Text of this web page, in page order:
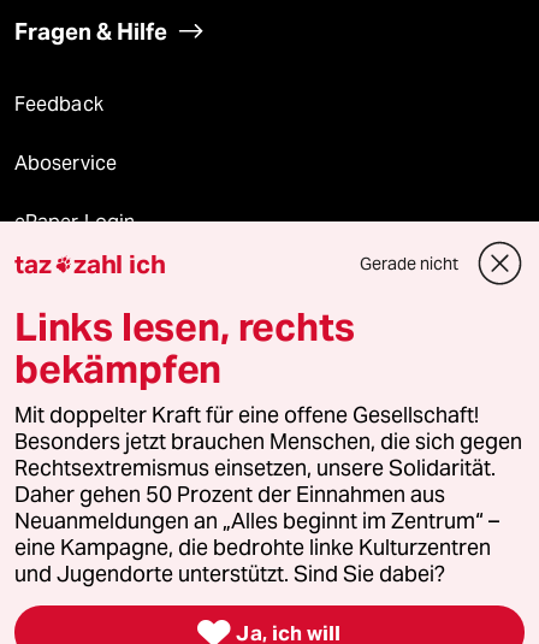
Fragen & Hilfe
Feedback
Aboservice
ePaper Login
Downloads für Abonnierende
© 2026 taz Verlags und Vertriebs GmbH
Alle Rechte vorbehalten. Bei rechtlichen Fragen oder für Genehmigungen
wenden Sie sich bitte an
lizenzen@taz.de
Feedback Redaktionsstatut Kommune-Richtlinien
Leitlinie Informant Datenschutz Impressum AGB
Seitenwende Einwilligungen widerrufen (Ads)
taz zahl ich Gerade nicht
Links lesen, rechts
bekämpfen
Mit doppelter Kraft für eine offene Gesellschaft!
Besonders jetzt brauchen Menschen, die sich gegen
Rechtsextremismus einsetzen, unsere Solidarität.
Daher gehen 50 Prozent der Einnahmen aus
Neuanmeldungen an „Alles beginnt im Zentrum“ –
eine Kampagne, die bedrohte linke Kulturzentren
und Jugendorte unterstützt. Sind Sie dabei?
 Ja, ich will